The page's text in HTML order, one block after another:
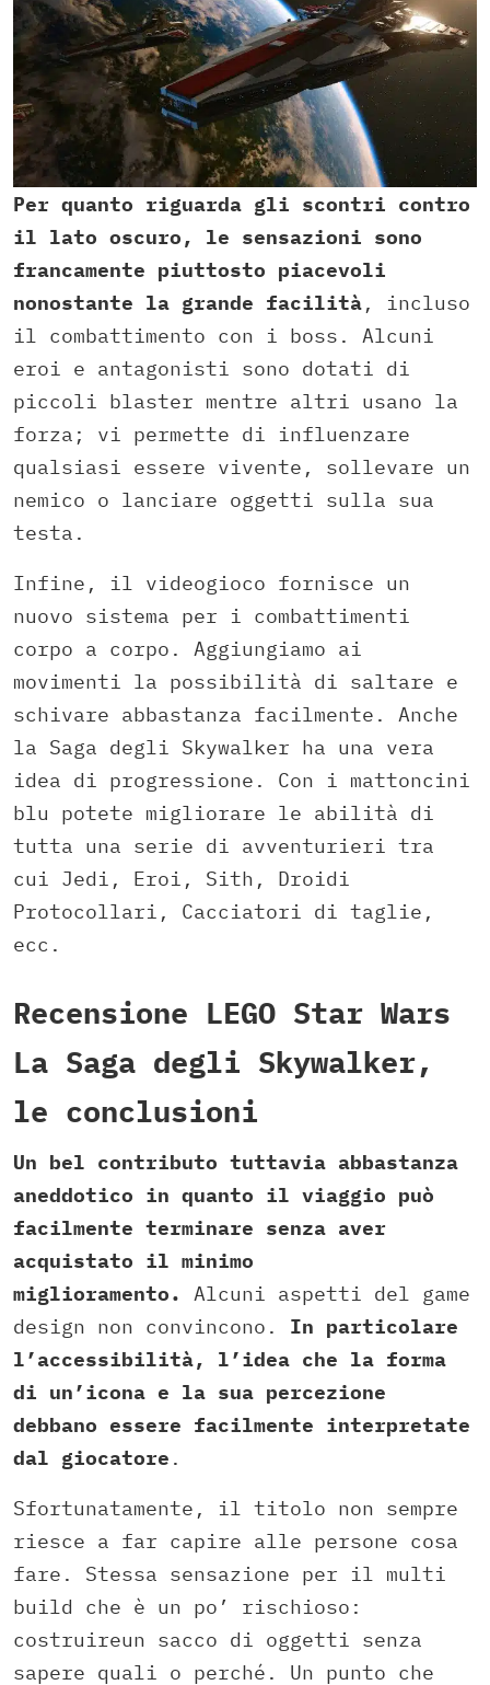
Per quanto riguarda gli scontri contro
il lato oscuro, le sensazioni sono
francamente piuttosto piacevoli
nonostante la grande facilità, incluso
il combattimento con i boss. Alcuni
eroi e antagonisti sono dotati di
piccoli blaster mentre altri usano la
forza; vi permette di influenzare
qualsiasi essere vivente, sollevare un
nemico o lanciare oggetti sulla sua
testa.
Infine, il videogioco fornisce un
nuovo sistema per i combattimenti
corpo a corpo. Aggiungiamo ai
movimenti la possibilità di saltare e
schivare abbastanza facilmente. Anche
la Saga degli Skywalker ha una vera
idea di progressione. Con i mattoncini
blu potete migliorare le abilità di
tutta una serie di avventurieri tra
cui Jedi, Eroi, Sith, Droidi
Protocollari, Cacciatori di taglie,
ecc.
Recensione LEGO Star Wars
La Saga degli Skywalker,
le conclusioni
Un bel contributo tuttavia abbastanza
aneddotico in quanto il viaggio può
facilmente terminare senza aver
acquistato il minimo
miglioramento.
Alcuni aspetti del game
design non convincono.
In particolare
l’accessibilità, l’idea che la forma
di un’icona e la sua percezione
debbano essere facilmente interpretate
dal giocatore .
Sfortunatamente, il titolo non sempre
riesce a far capire alle persone cosa
fare. Stessa sensazione per il multi
build che è un po’ rischioso:
costruireun sacco di oggetti senza
sapere quali o perché. Un punto che